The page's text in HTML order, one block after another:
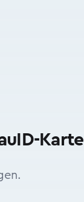
Karte